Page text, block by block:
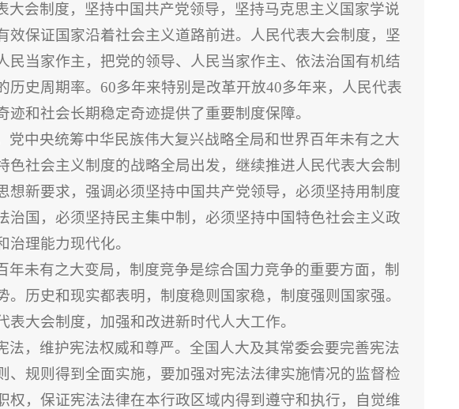
大会制度，坚持中国共产党领导，坚持马克思主义国家学说
效保证国家沿着社会主义道路前进。人民代表大会制度，坚
民当家作主，把党的领导、人民当家作主、依法治国有机结
历史周期率。60多年来特别是改革开放40多年来，人民代表
和社会长期稳定奇迹提供了重要制度保障。
党中央统筹中华民族伟大复兴战略全局和世界百年未有之大
社会主义制度的战略全局出发，继续推进人民代表大会制
想新要求，强调必须坚持中国共产党领导，必须坚持用制度
治国，必须坚持民主集中制，必须坚持中国特色社会主义政
理能力现代化。
年未有之大变局，制度竞争是综合国力竞争的重要方面，制
历史和现实都表明，制度稳则国家稳，制度强则国家强。
大会制度，加强和改进新时代人大工作。
法，维护宪法权威和尊严。全国人大及其常委会要完善宪法
、规则得到全面实施，要加强对宪法法律实施情况的监督检
权，保证宪法法律在本行政区域内得到遵守和执行，自觉维